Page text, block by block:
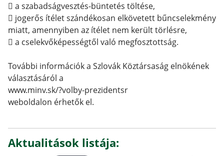
 a szabadságvesztés-büntetés töltése,
 jogerős ítélet szándékosan elkövetett bűncselekmény
miatt, amennyiben az ítélet nem került törlésre,
 a cselekvőképességtől való megfosztottság.
További információk a Szlovák Köztársaság elnökének
választásáról a
www.minv.sk/?volby-prezidentsr
weboldalon érhetők el.
Aktualitások listája: